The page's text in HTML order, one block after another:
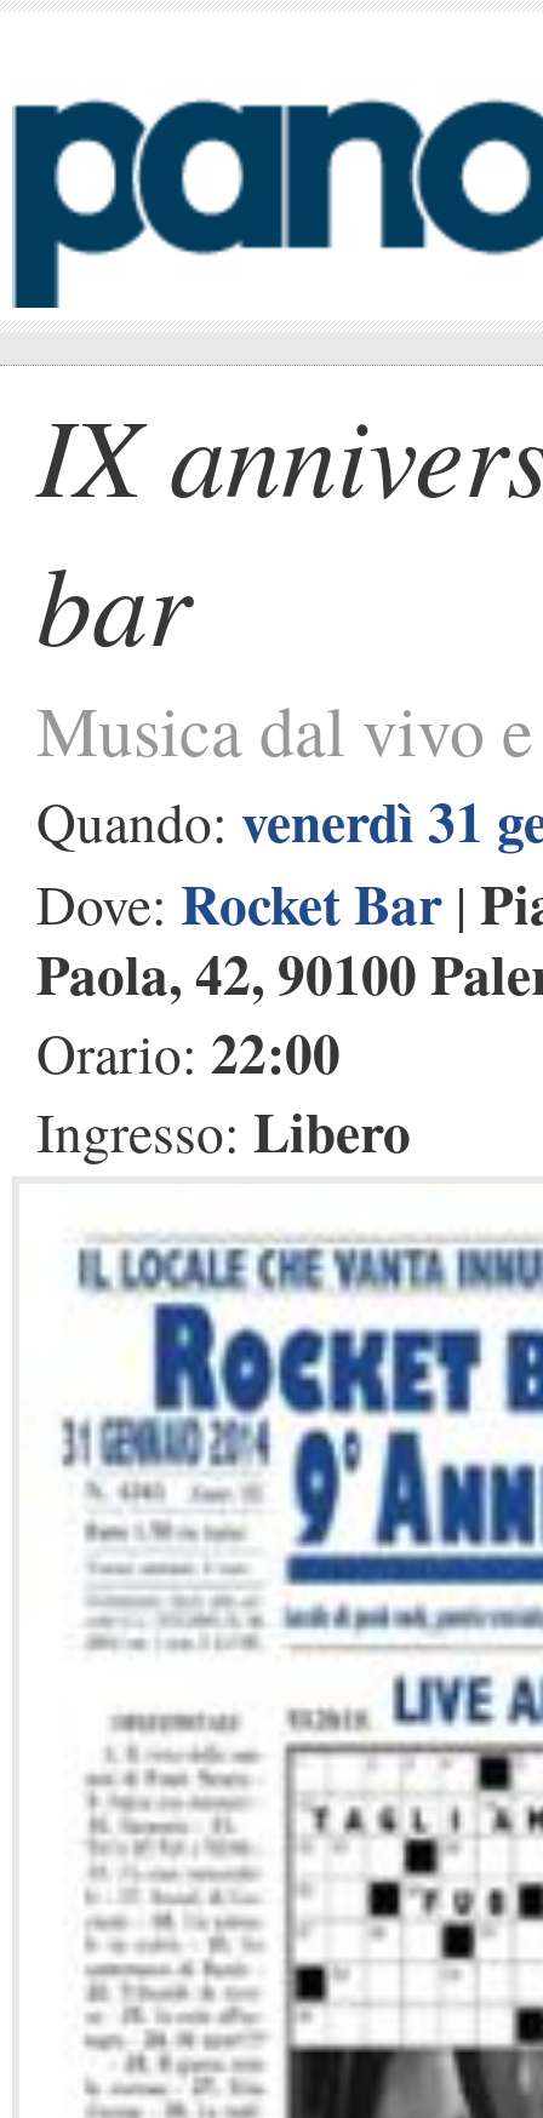
IX
bar
Musica dal vivo
Quando: venerdì 31
Dove: Rocket Bar |
Paola, 42, 90100
Orario: 22:00
Ingresso: Libero